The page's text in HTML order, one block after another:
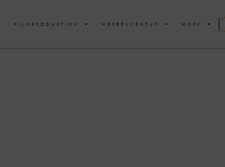
FILMPRODUKTION WERBEAGENTUR WORK